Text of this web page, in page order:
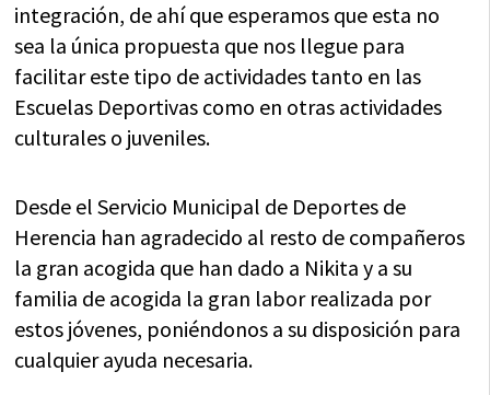
integración, de ahí que esperamos que esta no
sea la única propuesta que nos llegue para
facilitar este tipo de actividades tanto en las
Escuelas Deportivas como en otras actividades
culturales o juveniles.
Desde el Servicio Municipal de Deportes de
Herencia han agradecido al resto de compañeros
la gran acogida que han dado a Nikita y a su
familia de acogida la gran labor realizada por
estos jóvenes, poniéndonos a su disposición para
cualquier ayuda necesaria.